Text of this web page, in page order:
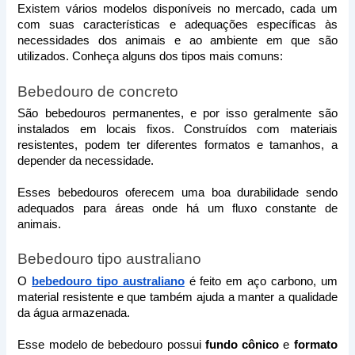
Existem vários modelos disponíveis no mercado, cada um
com suas características e adequações específicas às
necessidades dos animais e ao ambiente em que são
utilizados. Conheça alguns dos tipos mais comuns:
Bebedouro de concreto
São bebedouros permanentes, e por isso geralmente são
instalados em locais fixos. Construídos com materiais
resistentes, podem ter diferentes formatos e tamanhos, a
depender da necessidade.
Esses bebedouros oferecem uma boa durabilidade sendo
adequados para áreas onde há um fluxo constante de
animais.
Bebedouro tipo australiano
O bebedouro tipo australiano é feito em aço carbono, um
material resistente e que também ajuda a manter a qualidade
da água armazenada.
Esse modelo de bebedouro possui fundo cônico e formato